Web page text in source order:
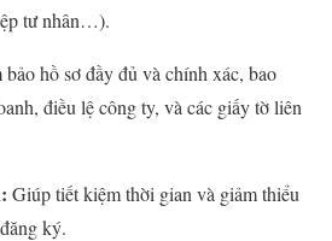
tư nhân…).
hồ sơ đầy đủ và chính xác, bao
điều lệ công ty, và các giấy tờ liên
Giúp tiết kiệm thời gian và giảm thiểu
ký.